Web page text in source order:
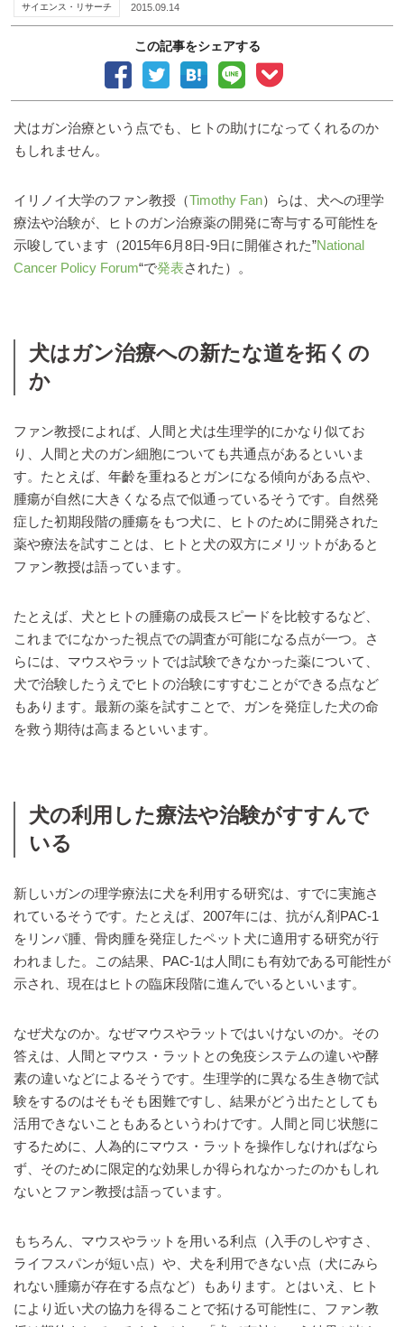
サイエンス・リサーチ 2015.09.14
この記事をシェアする
犬はガン治療という点でも、ヒトの助けになってくれるのか
もしれません。
イリノイ大学のファン教授（Timothy Fan）らは、犬への理学
療法や治験が、ヒトのガン治療薬の開発に寄与する可能性を
示唆しています（2015年6月8日-9日に開催された”National
Cancer Policy Forum“で発表された）。
犬はガン治療への新たな道を拓くの
か
ファン教授によれば、人間と犬は生理学的にかなり似てお
り、人間と犬のガン細胞についても共通点があるといいま
す。たとえば、年齡を重ねるとガンになる傾向がある点や、
腫瘍が自然に大きくなる点で似通っているそうです。自然発
症した初期段階の腫瘍をもつ犬に、ヒトのために開発された
薬や療法を試すことは、ヒトと犬の双方にメリットがあると
ファン教授は語っています。
たとえば、犬とヒトの腫瘍の成長スピードを比較するなど、
これまでになかった視点での調査が可能になる点が一つ。さ
らには、マウスやラットでは試験できなかった薬について、
犬で治験したうえでヒトの治験にすすむことができる点など
もあります。最新の薬を試すことで、ガンを発症した犬の命
を救う期待は高まるといいます。
犬の利用した療法や治験がすすんで
いる
新しいガンの理学療法に犬を利用する研究は、すでに実施さ
れているそうです。たとえば、2007年には、抗がん剤PAC-1
をリンパ腫、骨肉腫を発症したペット犬に適用する研究が行
われました。この結果、PAC-1は人間にも有効である可能性が
示され、現在はヒトの臨床段階に進んでいるといいます。
なぜ犬なのか。なぜマウスやラットではいけないのか。その
答えは、人間とマウス・ラットとの免疫システムの違いや酵
素の違いなどによるそうです。生理学的に異なる生き物で試
験をするのはそもそも困難ですし、結果がどう出たとしても
活用できないこともあるというわけです。人間と同じ状態に
するために、人為的にマウス・ラットを操作しなければなら
ず、そのために限定的な効果しか得られなかったのかもしれ
ないとファン教授は語っています。
もちろん、マウスやラットを用いる利点（入手のしやすさ、
ライフスパンが短い点）や、犬を利用できない点（犬にみら
れない腫瘍が存在する点など）もあります。とはいえ、ヒト
により近い犬の協力を得ることで拓ける可能性に、ファン教